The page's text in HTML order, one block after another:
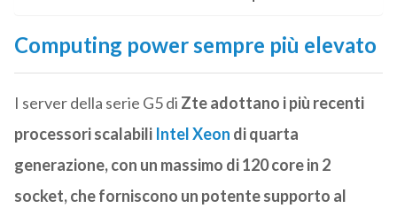
Computing power sempre più elevato
I server della serie G5 di Zteadottano i più recenti
processori scalabiliIntel Xeon di quarta
generazione, con un massimo di 120 core in 2
socket, che forniscono un potente supporto al